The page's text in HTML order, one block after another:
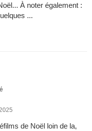
À noter également :
...
de Noël loin de la,